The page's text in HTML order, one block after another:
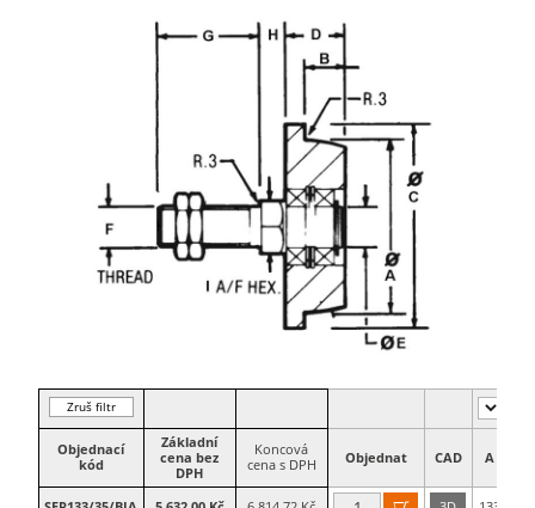
Zruš filtr
Objednací
kód
Základní
cena bez
DPH
Koncová
cena s DPH
Objednat CAD A